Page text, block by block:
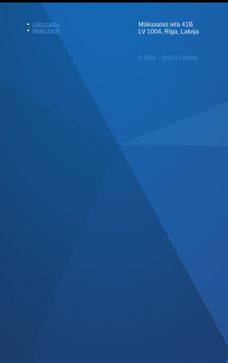
sākumlapa
lapas karte
Mūkusalas iela 41B
LV 1004, Rīga, Latvija
© 2001 - 2025 CLARUS